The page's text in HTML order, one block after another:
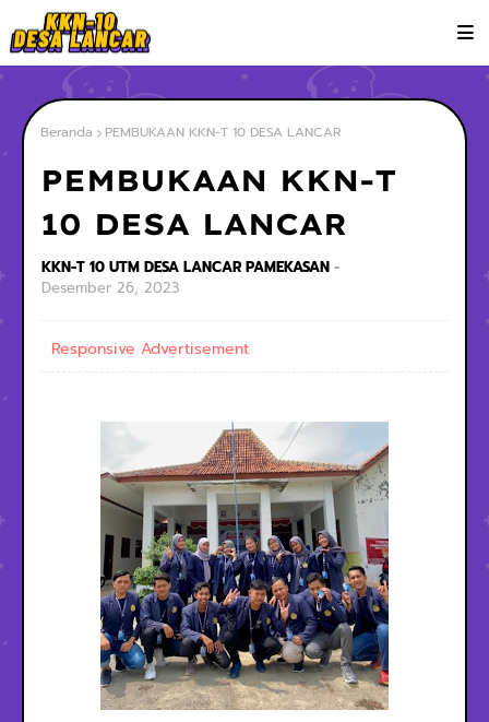
Beranda PEMBUKAAN KKN-T 10 DESA LANCAR
PEMBUKAAN KKN-T
10 DESA LANCAR
KKN-T 10 UTM DESA LANCAR PAMEKASAN
Desember 26, 2023
Responsive Advertisement